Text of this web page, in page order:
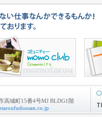
高城町15番4号MJ BLDG1階